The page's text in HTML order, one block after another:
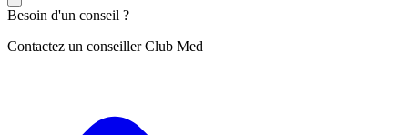
Besoin d'un conseil ?
Contactez un conseiller Club Med